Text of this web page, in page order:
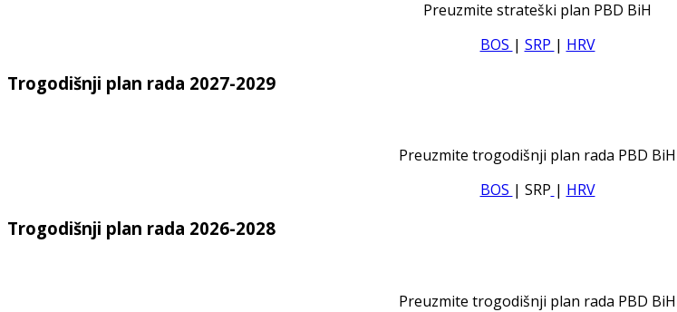
Preuzmite strateški plan PBD BiH
BOS | SRP | HRV
Trogodišnji plan rada 2027-2029
Preuzmite trogodišnji plan rada PBD BiH
BOS | SRP | HRV
Trogodišnji plan rada 2026-2028
Preuzmite trogodišnji plan rada PBD BiH